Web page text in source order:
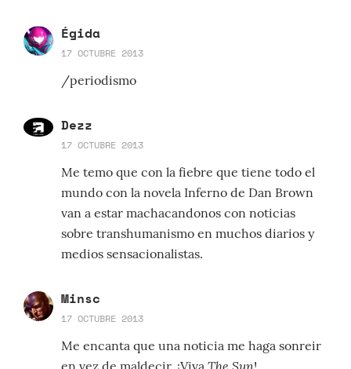
Égida
17 OCTUBRE 2013
/periodismo
Dezz
17 OCTUBRE 2013
Me temo que con la fiebre que tiene todo el
mundo con la novela Inferno de Dan Brown
van a estar machacandonos con noticias
sobre transhumanismo en muchos diarios y
medios sensacionalistas.
Minsc
17 OCTUBRE 2013
Me encanta que una noticia me haga sonreir
The Sun